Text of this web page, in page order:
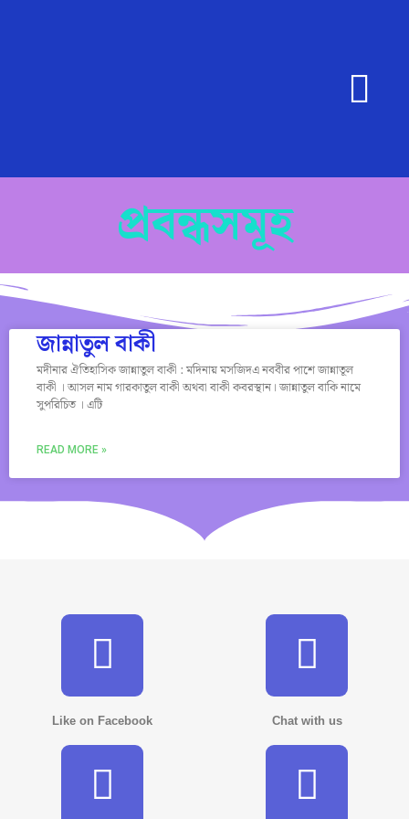
প্রবন্ধসমূহ
জান্নাতুল বাকী
মদীনার ঐতিহাসিক জান্নাতুল বাকী : মদিনায় মসজিদএ নববীর পাশে জান্নাতূল
বাকী । আসল নাম গারকাতুল বাকী অথবা বাকী কবরস্থান। জান্নাতুল বাকি নামে
সুপরিচিত । এটি
READ MORE »
Like on Facebook Chat with us